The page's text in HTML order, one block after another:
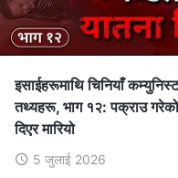
इसाईहरूमाथि चिनियाँ
तथ्यहरू, भाग १२: पक्राउ
दिएर मारियो
5 जुलाई 2026